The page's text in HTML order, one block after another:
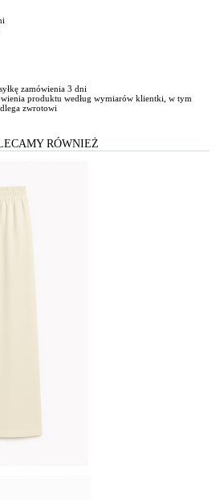
zamówienia 3 dni
produktu według wymiarów klientki, w tym
zwrotowi
RÓWNIEŻ